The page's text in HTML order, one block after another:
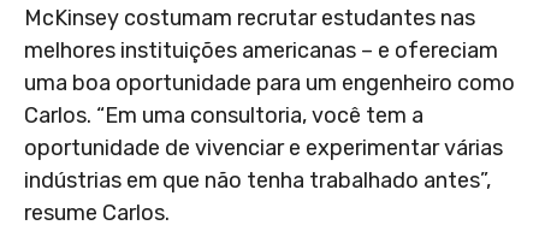
McKinsey costumam recrutar estudantes nas
melhores instituições americanas – e ofereciam
uma boa oportunidade para um engenheiro como
Carlos. “Em uma consultoria, você tem a
oportunidade de vivenciar e experimentar várias
indústrias em que não tenha trabalhado antes”,
resume Carlos.